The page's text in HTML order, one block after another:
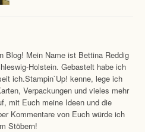
Blog! Mein Name ist Bettina Reddig
Holstein. Gebastelt habe ich
ich.Stampin`Up! kenne, lege ich
Verpackungen und vieles mehr
mit Euch meine Ideen und die
Kommentare von Euch würde ich
Stöbern!